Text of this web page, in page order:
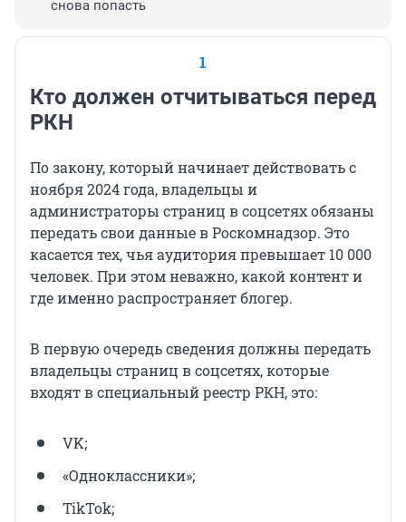
снова попасть
1
Кто должен отчитываться перед
РКН
По закону, который начинает действовать с
ноября 2024 года, владельцы и
администраторы страниц в соцсетях обязаны
передать свои данные в Роскомнадзор. Это
касается тех, чья аудитория превышает 10 000
человек. При этом неважно, какой контент и
где именно распространяет блогер.
В первую очередь сведения должны передать
владельцы страниц в соцсетях, которые
входят в специальный реестр РКН, это:
VK;
«Одноклассники»;
TikTok;